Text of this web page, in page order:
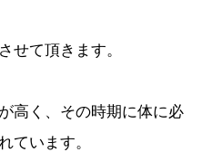
せて頂きます。
高く、その時期に体に必
ています。